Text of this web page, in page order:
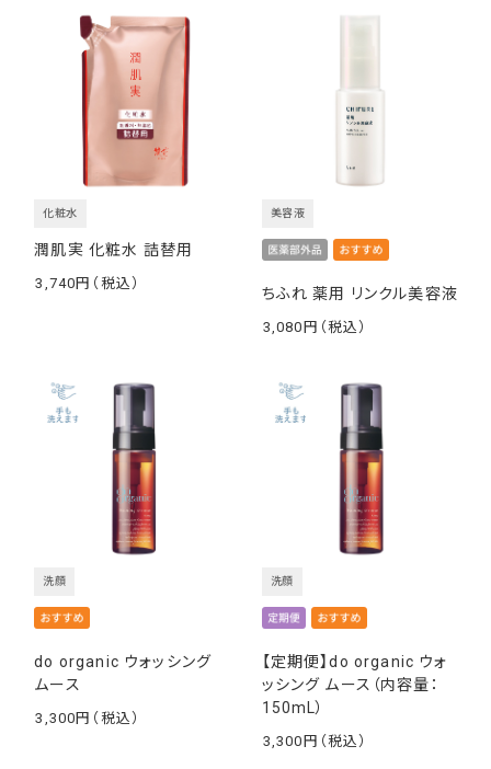
潤肌実 化粧水 詰替用
化粧水
3,740
ちふれ 薬用 リンクル美容液
美容液
3,080
do organic ウォッシング
ムース
洗顔
3,300
【定期便】do organic ウォ
ッシング ムース（内容量：
150mL）
洗顔
3,300